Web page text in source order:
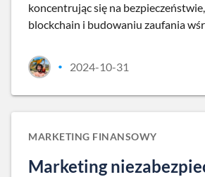
koncentrując się na
blockchain i budowaniu zaufania
• 2024-10-31
MARKETING FINANSOWY
Marketing